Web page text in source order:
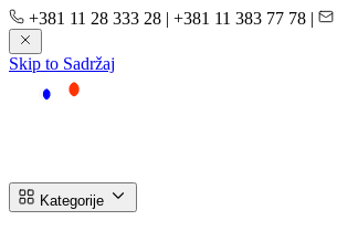
+381 11 28 333 28 | +381 11 383 77 78 |
Skip to Sadržaj
Kategorije